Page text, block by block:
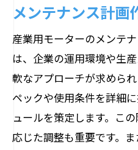
メンテナンス計画
産業用モーターのメンテ
は、企業の運用環境や生
軟なアプローチが求めら
ペックや使用条件を詳細
ュールを策定します。こ
応じた調整も重要です。